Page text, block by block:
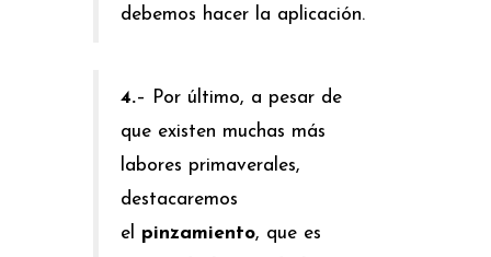
debemos hacer la aplicación.
4.– Por último, a pesar de
que existen muchas más
labores primaverales,
destacaremos
el pinzamiento, que es